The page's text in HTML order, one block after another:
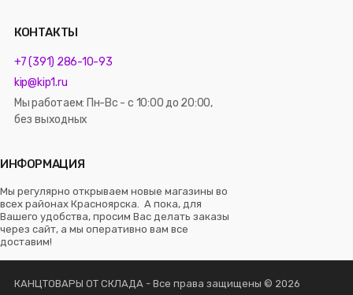
КОНТАКТЫ
+7 (391) 286-10-93
kip@kip1.ru
Мы работаем: Пн-Вс - с 10:00 до 20:00,
без выходных
ИНФОРМАЦИЯ
Мы регулярно открываем новые магазины во
всех районах Красноярска. А пока, для
Вашего удобства, просим Вас делать заказы
через сайт, а мы оперативно вам все
доставим!
КАНЦТОВАРЫ ОТ СКЛАДА - Все права защищены © 2026